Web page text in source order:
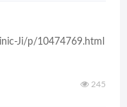
Ji/p/10474769.html
245